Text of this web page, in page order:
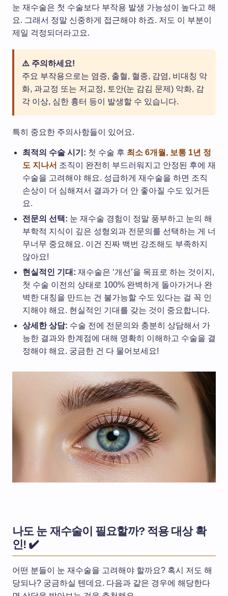
눈 재수술은 첫 수술보다 부작용 발생 가능성이 높다고 해
요. 그래서 정말 신중하게 접근해야 하죠. 저도 이 부분이
제일 걱정되더라고요.
⚠️ 주의하세요!
주요 부작용으로는 염증, 출혈, 혈종, 감염, 비대칭 악
화, 과교정 또는 저교정, 토안(눈 감김 문제) 악화, 감
각 이상, 심한 흉터 등이 발생할 수 있습니다.
특히 중요한 주의사항들이 있어요.
최적의 수술 시기: 첫 수술 후 최소 6개월, 보통 1년 정
도 지나서 조직이 완전히 부드러워지고 안정된 후에 재
수술을 고려해야 해요. 성급하게 재수술을 하면 조직
손상이 더 심해져서 결과가 더 안 좋아질 수도 있거든
요.
전문의 선택: 눈 재수술 경험이 정말 풍부하고 눈의 해
부학적 지식이 깊은 성형외과 전문의를 선택하는 게 너
무너무 중요해요. 이건 진짜 백번 강조해도 부족하지
않아요!
현실적인 기대: 재수술은 ‘개선’을 목표로 하는 것이지,
첫 수술 이전의 상태로 100% 완벽하게 돌아가거나 완
벽한 대칭을 만드는 건 불가능할 수도 있다는 걸 꼭 인
지해야 해요. 현실적인 기대를 갖는 것이 중요합니다.
상세한 상담: 수술 전에 전문의와 충분히 상담해서 가
능한 결과와 한계점에 대해 명확히 이해하고 수술을 결
정해야 해요. 궁금한 건 다 물어보세요!
나도 눈 재수술이 필요할까? 적용 대상 확
인! ✔️
어떤 분들이 눈 재수술을 고려해야 할까요? 혹시 저도 해
당되나? 궁금하실 텐데요. 다음과 같은 경우에 해당한다